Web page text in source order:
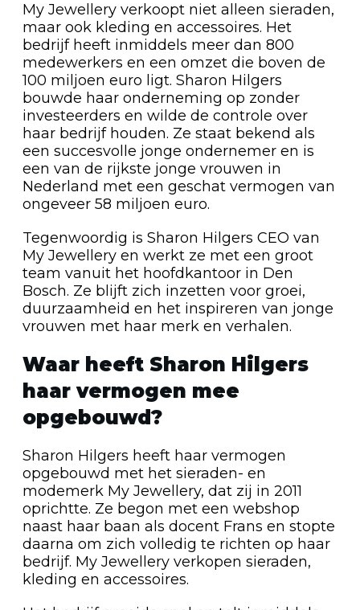
My Jewellery verkoopt niet alleen sieraden,
maar ook kleding en accessoires. Het
bedrijf heeft inmiddels meer dan 800
medewerkers en een omzet die boven de
100 miljoen euro ligt. Sharon Hilgers
bouwde haar onderneming op zonder
investeerders en wilde de controle over
haar bedrijf houden. Ze staat bekend als
een succesvolle jonge ondernemer en is
een van de rijkste jonge vrouwen in
Nederland met een geschat vermogen van
ongeveer 58 miljoen euro.
Tegenwoordig is Sharon Hilgers CEO van
My Jewellery en werkt ze met een groot
team vanuit het hoofdkantoor in Den
Bosch. Ze blijft zich inzetten voor groei,
duurzaamheid en het inspireren van jonge
vrouwen met haar merk en verhalen.
Waar heeft Sharon Hilgers
haar vermogen mee
opgebouwd?
Sharon Hilgers heeft haar vermogen
opgebouwd met het sieraden- en
modemerk My Jewellery, dat zij in 2011
oprichtte. Ze begon met een webshop
naast haar baan als docent Frans en stopte
daarna om zich volledig te richten op haar
bedrijf. My Jewellery verkopen sieraden,
kleding en accessoires.